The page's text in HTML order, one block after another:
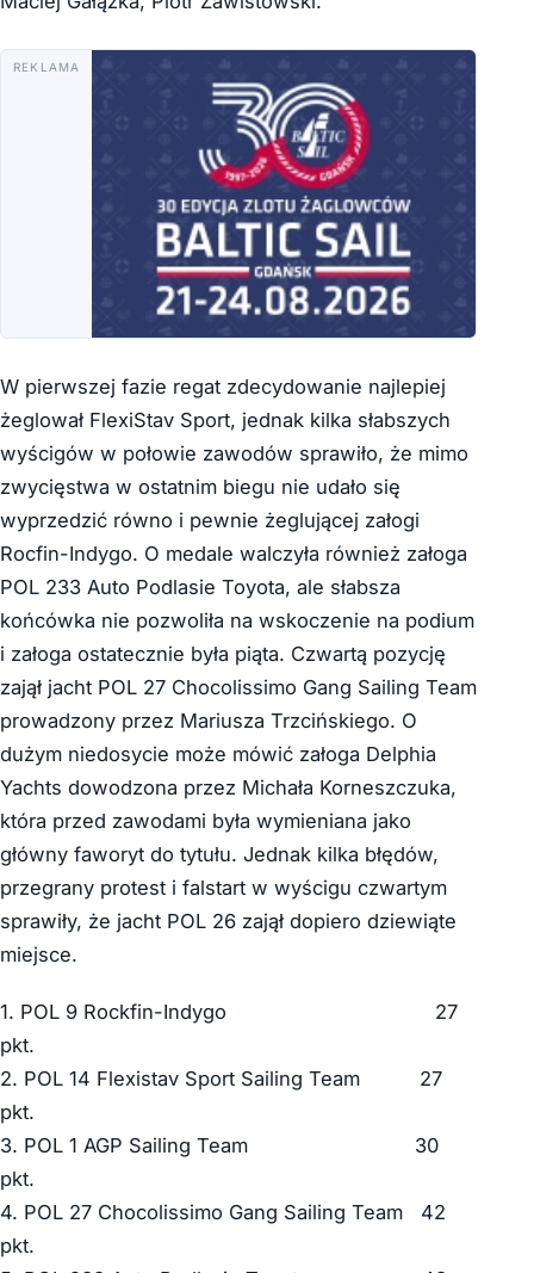
REKLAMA
W pierwszej fazie regat zdecydowanie najlepiej
żeglował FlexiStav Sport, jednak kilka słabszych
wyścigów w połowie zawodów sprawiło, że mimo
zwycięstwa w ostatnim biegu nie udało się
wyprzedzić równo i pewnie żeglującej załogi
Rocfin-Indygo. O medale walczyła również załoga
POL 233 Auto Podlasie Toyota, ale słabsza
końcówka nie pozwoliła na wskoczenie na podium
i załoga ostatecznie była piąta. Czwartą pozycję
zajął jacht POL 27 Chocolissimo Gang Sailing Team
prowadzony przez Mariusza Trzcińskiego. O
dużym niedosycie może mówić załoga Delphia
Yachts dowodzona przez Michała Korneszczuka,
która przed zawodami była wymieniana jako
główny faworyt do tytułu. Jednak kilka błędów,
przegrany protest i falstart w wyścigu czwartym
sprawiły, że jacht POL 26 zajął dopiero dziewiąte
miejsce.
1. POL 9 Rockfin-Indygo 27
pkt.
2. POL 14 Flexistav Sport Sailing Team 27
pkt.
3. POL 1 AGP Sailing Team 30
pkt.
4. POL 27 Chocolissimo Gang Sailing Team 42
pkt.